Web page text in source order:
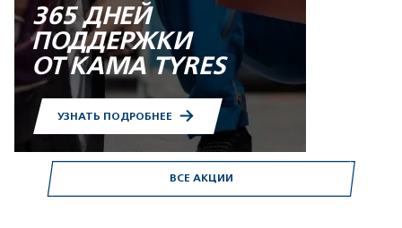
ВСЕ АКЦИИ
365 ДНЕЙ
ПОДДЕРЖКИ
ОТ KAMA TYRES
УЗНАТЬ ПОДРОБНЕЕ